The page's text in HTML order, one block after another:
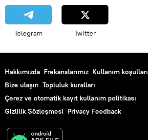
Telegram Twitter
Hakkımızda Frekanslarımız Kullanım koşulları
Bize ulaşın Topluluk kuralları
Çerez ve otomatik kayıt kullanım politikası
Gizlilik Sözleşmesi Privacy Feedback